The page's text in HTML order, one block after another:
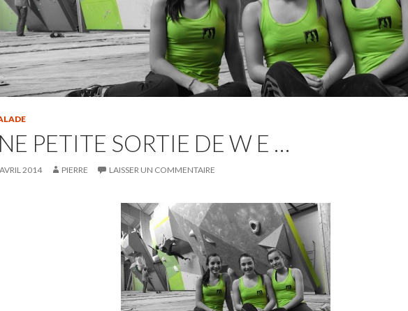
PETITE SORTIE DE W E …
2014 PIERRE LAISSER UN COMMENTAIRE